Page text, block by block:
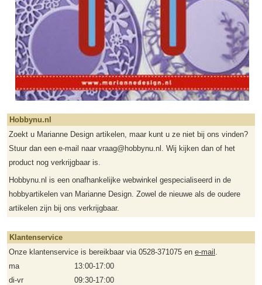
Hobbynu.nl
Zoekt u Marianne Design artikelen, maar kunt u ze niet bij ons vinden?
Stuur dan een e-mail naar vraag@hobbynu.nl. Wij kijken dan of het
product nog verkrijgbaar is.
Hobbynu.nl is een onafhankelijke webwinkel gespecialiseerd in de
hobbyartikelen van Marianne Design. Zowel de nieuwe als de oudere
artikelen zijn bij ons verkrijgbaar.
Klantenservice
Onze klantenservice is bereikbaar via 0528-371075 en e-mail .
ma
13:00-17:00
di-vr
09:30-17:00